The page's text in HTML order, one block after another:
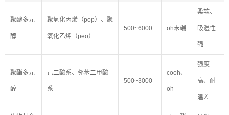
聚醚多元
醇
聚氧化丙烯（pop）、聚
氧化乙烯（peo）
500~6000 oh末端
柔软、
吸湿性
强
聚酯多元
醇
己二酸系、邻苯二甲酸
系
500~3000
cooh、
oh
强度
高、耐
温差